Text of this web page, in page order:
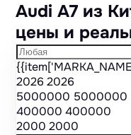
Audi A7 из
цены и
20262026
5000000 5000000
400000400000
20002000